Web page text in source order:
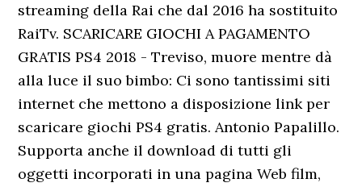
streaming della Rai che dal 2016 ha sostituito
RaiTv. SCARICARE GIOCHI A PAGAMENTO
GRATIS PS4 2018 - Treviso, muore mentre dà
alla luce il suo bimbo: Ci sono tantissimi siti
internet che mettono a disposizione link per
scaricare giochi PS4 gratis. Antonio Papalillo.
Supporta anche il download di tutti gli
oggetti incorporati in una pagina Web film,